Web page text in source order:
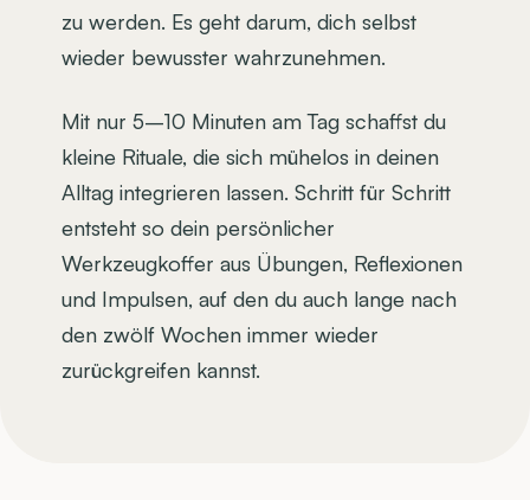
zu werden. Es geht darum, dich selbst
wieder bewusster wahrzunehmen.
Mit nur 5–10 Minuten am Tag schaffst du
kleine Rituale, die sich mühelos in deinen
Alltag integrieren lassen. Schritt für Schritt
entsteht so dein persönlicher
Werkzeugkoffer aus Übungen, Reflexionen
und Impulsen, auf den du auch lange nach
den zwölf Wochen immer wieder
zurückgreifen kannst.